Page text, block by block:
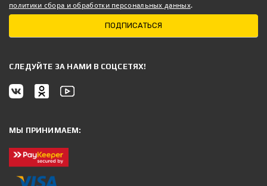
политики сбора и обработки персональных данных.
ПОДПИСАТЬСЯ
CЛЕДУЙТЕ ЗА НАМИ В СОЦСЕТЯХ!
МЫ ПРИНИМАЕМ: